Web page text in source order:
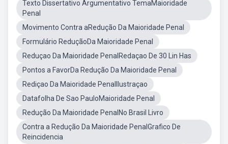
Texto Dissertativo Argumentativo TemaMaioridade
Penal
Movimento Contra aRedução Da Maioridade Penal
Formulário ReduçãoDa Maioridade Penal
Reduçao Da Maioridade PenalRedaçao De 30 Lin Has
Pontos a FavorDa Redução Da Maioridade Penal
Rediçao Da Maioridade PenalIlustraçao
Datafolha De Sao PauloMaioridade Penal
Redução Da Maioridade PenalNo Brasil Livro
Contra a Redução Da Maioridade PenalGrafico De
Reincidencia